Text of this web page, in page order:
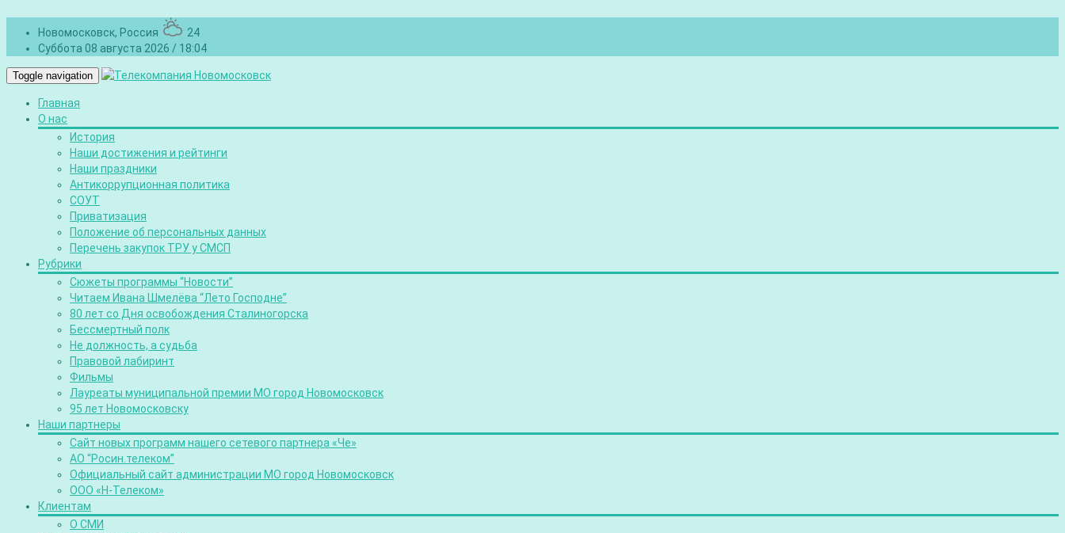
Новомосковск, Россия
24
Суббота 08 августа 2026 / 18:04
Toggle navigation
Главная
О нас
История
Наши достижения и рейтинги
Наши праздники
Антикоррупционная политика
СОУТ
Приватизация
Положение об персональных данных
Перечень закупок ТРУ у СМСП
Рубрики
Сюжеты программы “Новости”
Читаем Ивана Шмелёва “Лето Господне”
80 лет со Дня освобождения Сталиногорска
Бессмертный полк
Не должность, а судьба
Правовой лабиринт
Фильмы
Лауреаты муниципальной премии МО город Новомосковск
95 лет Новомосковску
Наши партнеры
Сайт новых программ нашего сетевого партнера «Че»
АО “Росин.телеком”
Официальный сайт администрации МО город Новомосковск
ООО «Н-Телеком»
Клиентам
О СМИ